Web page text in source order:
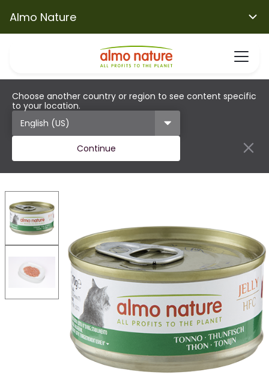
Almo Nature
Choose another country or region to see content specific
to your location.
Continue